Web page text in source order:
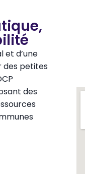
et d’une
des petites
des